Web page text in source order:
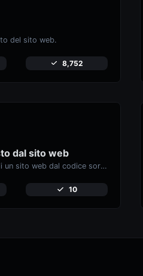
del sito web.
8,752
dal sito web
Estrai tutto il testo di un sito web dal codice sorgente della pagina.
10